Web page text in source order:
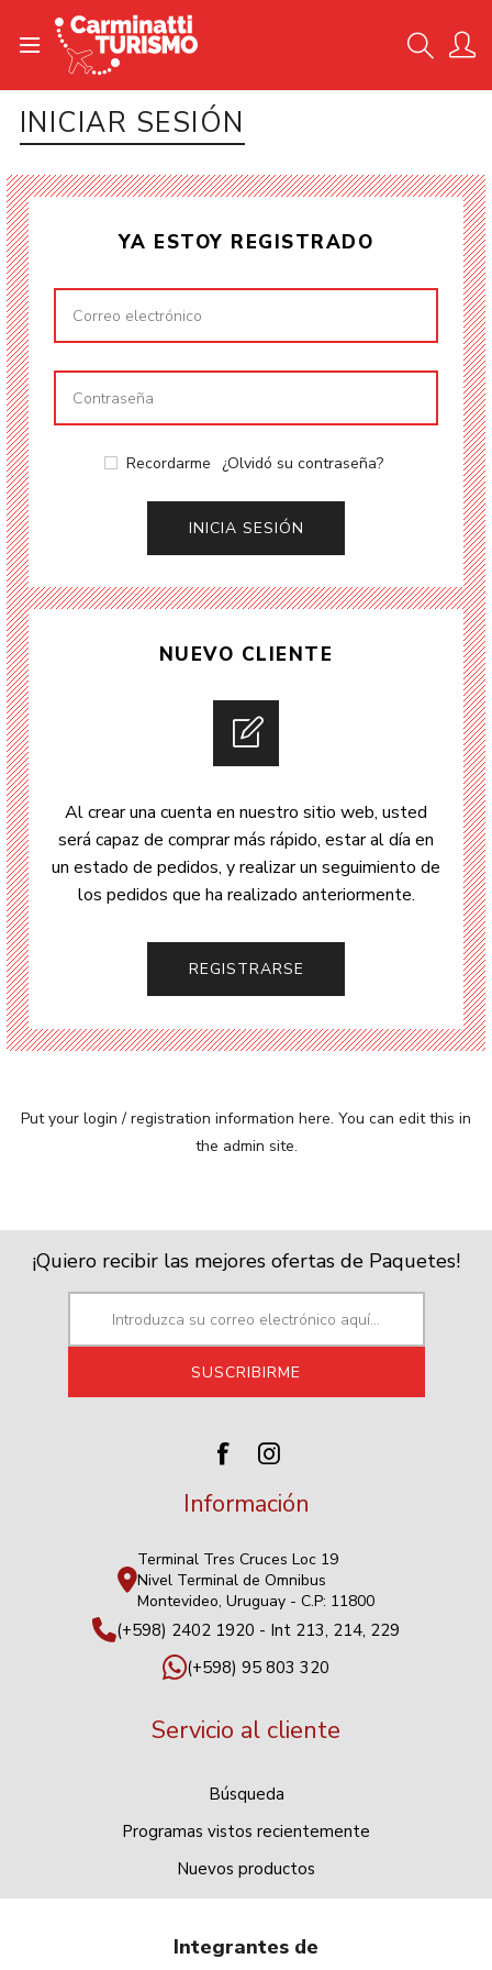
INICIAR SESIÓN
YA ESTOY REGISTRADO
Recordarme ¿Olvidó su contraseña?
NUEVO CLIENTE
Al crear una cuenta en nuestro sitio web, usted
será capaz de comprar más rápido, estar al día en
un estado de pedidos, y realizar un seguimiento de
los pedidos que ha realizado anteriormente.
Put your login / registration information here. You can edit this in
the admin site.
¡Quiero recibir las mejores ofertas de Paquetes!
Información
Terminal Tres Cruces Loc 19
Nivel Terminal de Omnibus
Montevideo, Uruguay - C.P: 11800
(+598) 2402 1920 - Int 213, 214, 229
(+598) 95 803 320
Servicio al cliente
Búsqueda
Programas vistos recientemente
Nuevos productos
Integrantes de